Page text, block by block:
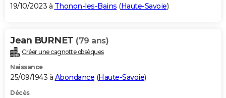
19/10/2023 à Thonon-les-Bains (Haute-Savoie)
Jean BURNET (79 ans)
Créer une cagnotte obsèques
Naissance
25/09/1943 à Abondance (Haute-Savoie)
Décès